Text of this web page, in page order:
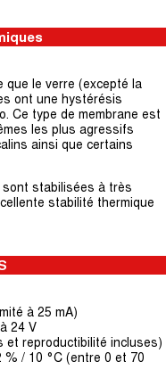
que le verre (excepté la
ont une hystérésis
Ce type de membrane est
les plus agressifs
ainsi que certains
stabilisées à très
stabilité thermique
à 25 mA)
24 V
et reproductibilité incluses)
% / 10 °C (entre 0 et 70